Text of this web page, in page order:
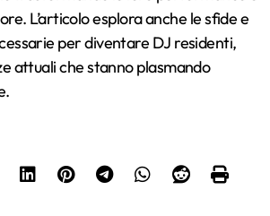
L’articolo esplora anche le sfide e
per diventare DJ residenti,
attuali che stanno plasmando